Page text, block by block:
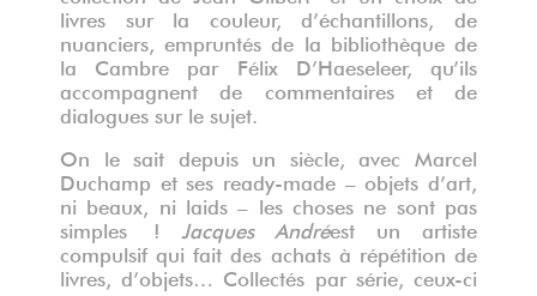
livres sur la couleur, d’échantillons, de
nuanciers, empruntés de la bibliothèque de
la Cambre par Félix D’Haeseleer, qu’ils
accompagnent de commentaires et de
dialogues sur le sujet.
On le sait depuis un siècle, avec Marcel
Duchamp et ses ready-made – objets d’art,
ni beaux, ni laids – les choses ne sont pas
simples ! Jacques Andréest un artiste
compulsif qui fait des achats à répétition de
livres, d’objets… Collectés par série, ceux-ci